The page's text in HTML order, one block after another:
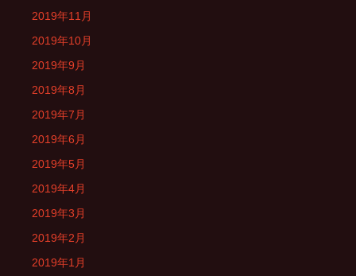
2019年11月
2019年10月
2019年9月
2019年8月
2019年7月
2019年6月
2019年5月
2019年4月
2019年3月
2019年2月
2019年1月